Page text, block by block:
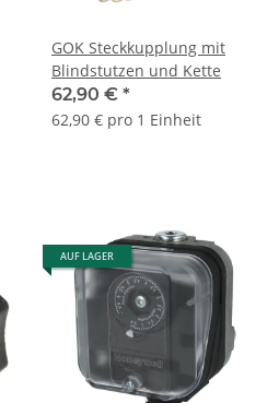
GOK Steckkupplung mit
Blindstutzen und Kette
62,90 € *
62,90 € pro 1 Einheit
AUF LAGER